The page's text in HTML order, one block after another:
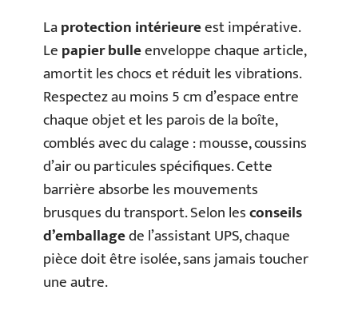
Laprotection intérieureest impérative.
Lepapier bulleenveloppe chaque article,
amortit les chocs et réduit les vibrations.
Respectez au moins 5 cm d’espace entre
chaque objet et les parois de la boîte,
comblés avec du calage : mousse, coussins
d’air ou particules spécifiques. Cette
barrière absorbe les mouvements
brusques du transport. Selon lesconseils
d’emballagede l’assistant UPS, chaque
pièce doit être isolée, sans jamais toucher
une autre.